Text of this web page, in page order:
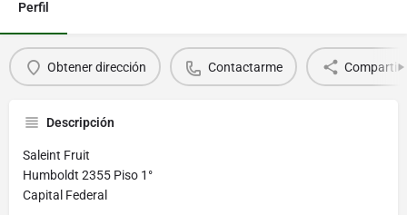
Perfil
Obtener dirección Contactarme Compartir
Descripción
Saleint Fruit
Humboldt 2355 Piso 1°
Capital Federal